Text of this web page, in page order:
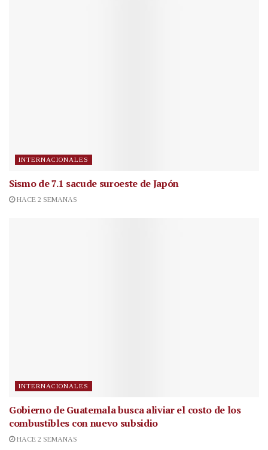
INTERNACIONALES
Sismo de 7.1 sacude suroeste de Japón
HACE 2 SEMANAS
INTERNACIONALES
Gobierno de Guatemala busca aliviar el costo de los
combustibles con nuevo subsidio
HACE 2 SEMANAS